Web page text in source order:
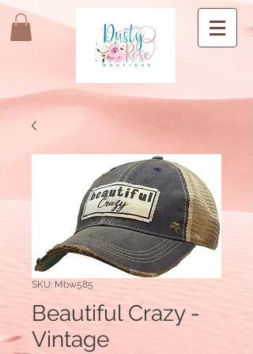
SKU: Mbw585
Beautiful Crazy -
Vintage